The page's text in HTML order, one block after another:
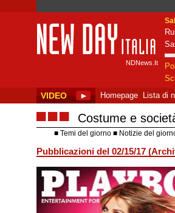
New Day Italia
NDNews.It
VIDEO ► Homepage Lista di
■■■ Costume e
Temi del giorno Notizie del
Pubblicazioni del 02/15/17